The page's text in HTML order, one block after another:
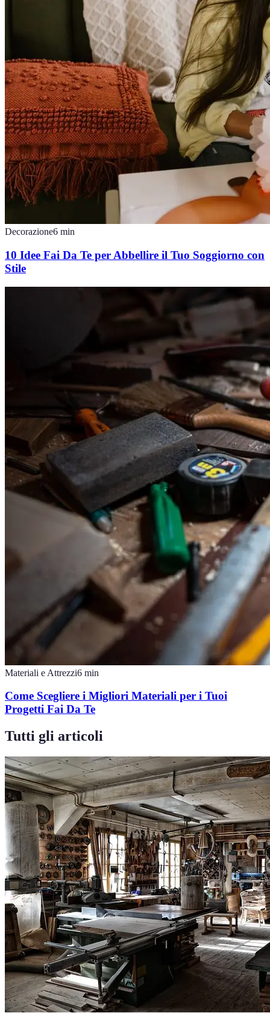
Decorazione6 min
10 Idee Fai Da Te per Abbellire il Tuo Soggiorno con
Stile
Materiali e Attrezzi6 min
Come Scegliere i Migliori Materiali per i Tuoi
Progetti Fai Da Te
Tutti gli articoli